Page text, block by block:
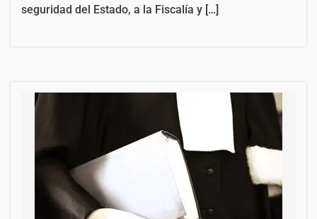
seguridad del Estado, a la Fiscalía y […]